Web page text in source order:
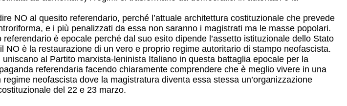
NO al quesito referendario, perché l’attuale architettura costituzionale che prevede
e i più penalizzati da essa non saranno i magistrati ma le masse popolari.
è epocale perché dal suo esito dipende l’assetto istituzionale dello Stato
è la restaurazione di un vero e proprio regime autoritario di stampo neofascista.
al Partito marxista-leninista Italiano in questa battaglia epocale per la
referendaria facendo chiaramente comprendere che è meglio vivere in una
neofascista dove la magistratura diventa essa stessa un’organizzazione
del 22 e 23 marzo.